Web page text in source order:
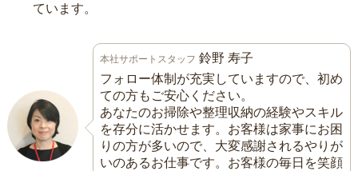
ています。
本社サポートスタッフ 鈴野 寿子
フォロー体制が充実していますので、初め
ての方もご安心ください。
あなたのお掃除や整理収納の経験やスキル
を存分に活かせます。お客様は家事にお困
りの方が多いので、大変感謝されるやりが
いのあるお仕事です。お客様の毎日を笑顔